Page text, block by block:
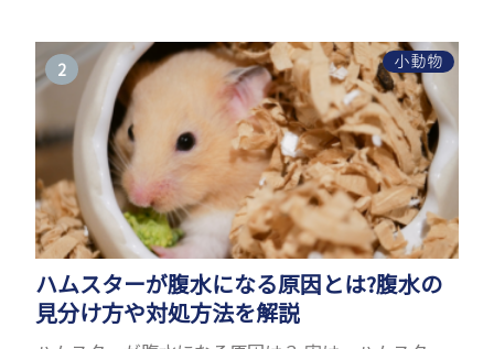
でしょうか...
小動物
ハムスターが腹水になる原因とは?腹水の
見分け方や対処方法を解説